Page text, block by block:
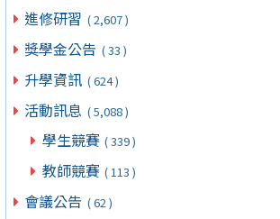
進修研習 ( 2,607 )
獎學金公告 ( 33 )
升學資訊 ( 624 )
活動訊息 ( 5,088 )
學生競賽 ( 339 )
教師競賽 ( 113 )
會議公告 ( 62 )